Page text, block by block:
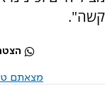
קשה".
מצאתם